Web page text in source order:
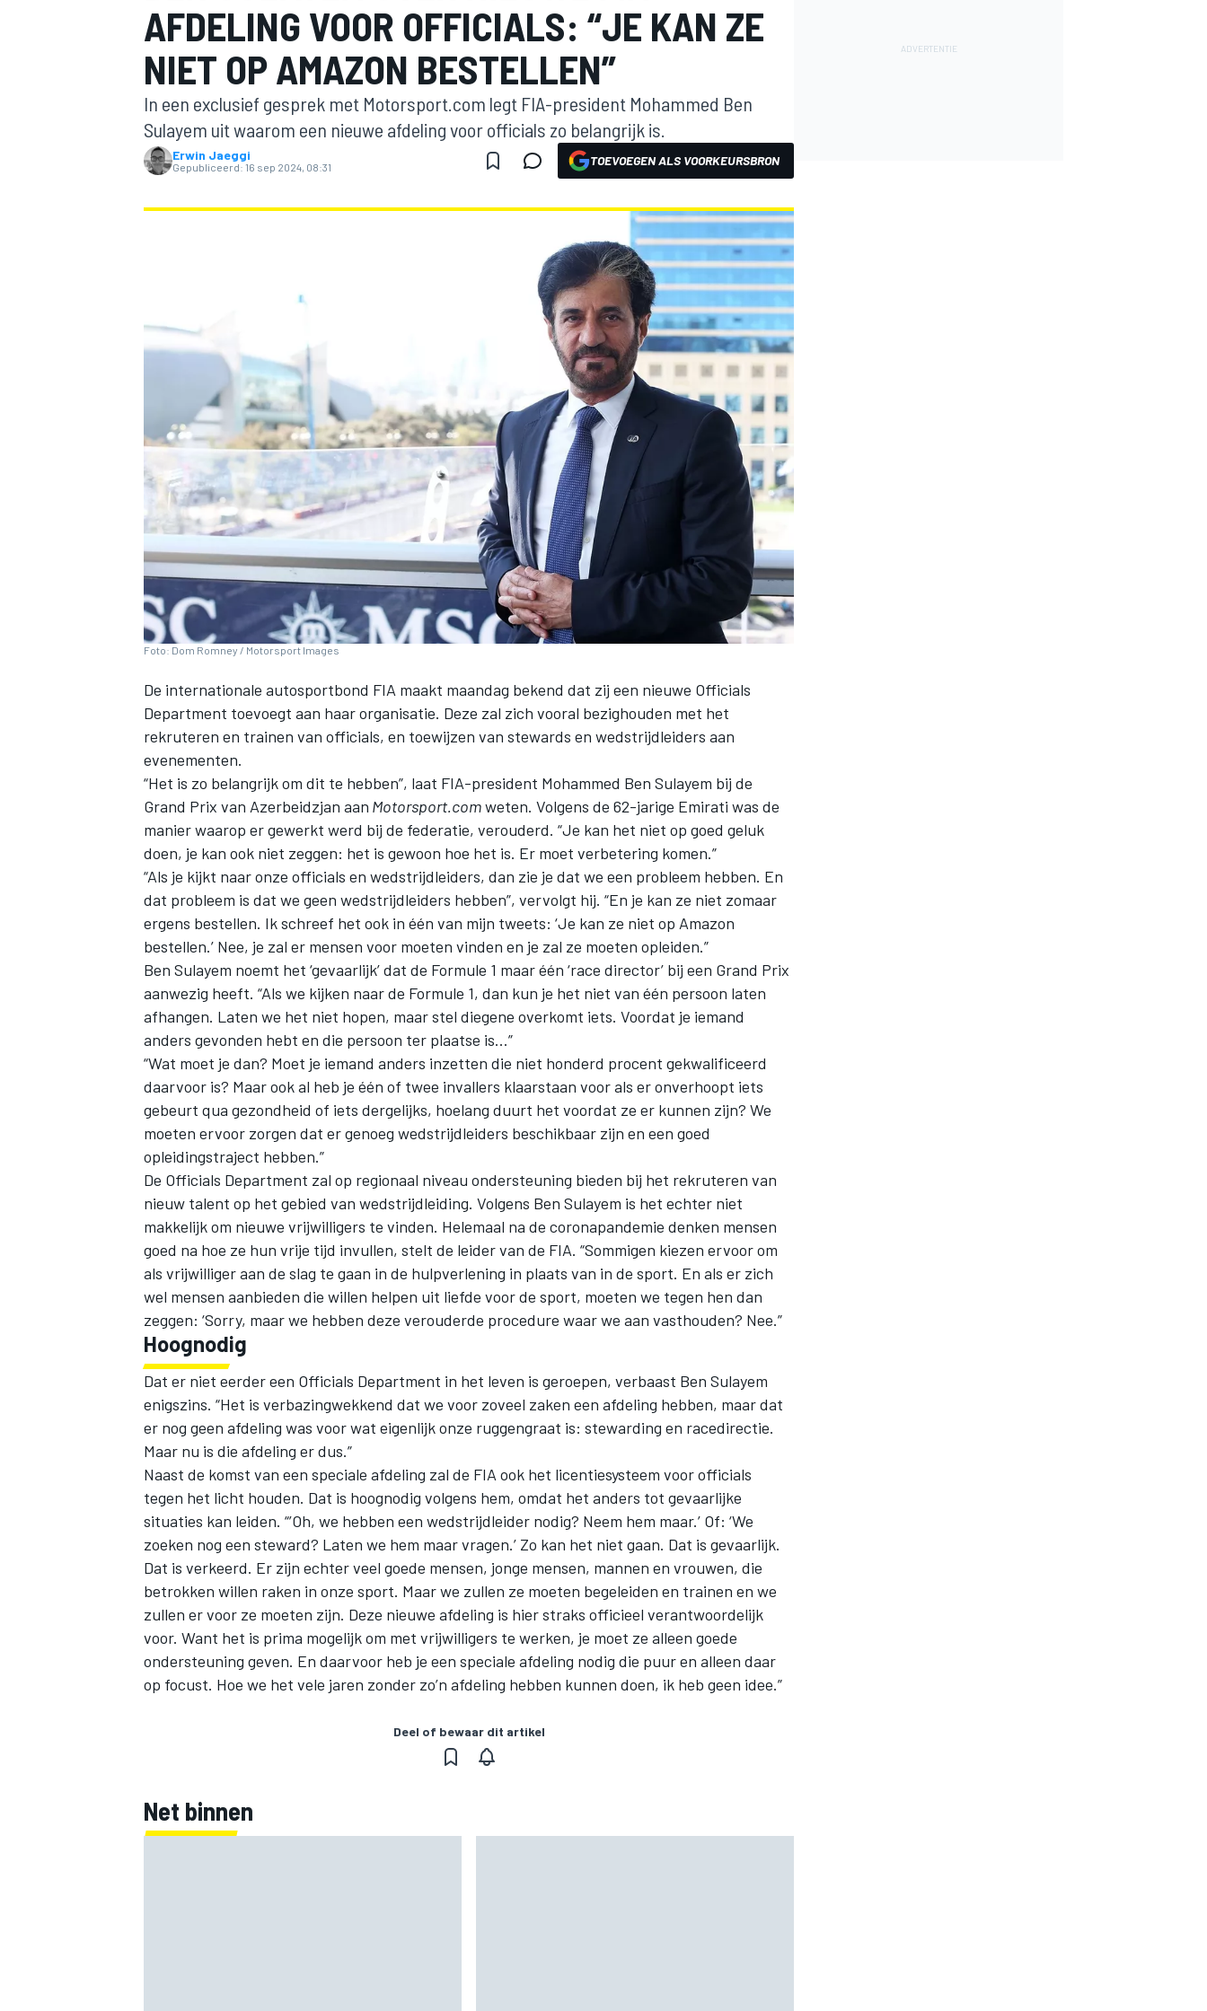
INDYCAR
WEC DTM
AFDELING VOOR OFFICIALS: “JE KAN ZE
NIET OP AMAZON BESTELLEN”
In een exclusief gesprek met Motorsport.com legt FIA-president Mohammed Ben
Sulayem uit waarom een nieuwe afdeling voor officials zo belangrijk is.
Erwin Jaeggi
Gepubliceerd: 16 sep 2024, 08:31 TOEVOEGEN ALS VOORKEURSBRON
Foto: Dom Romney / Motorsport Images
De internationale autosportbond FIA maakt maandag bekend dat zij een nieuwe Officials
Department toevoegt aan haar organisatie. Deze zal zich vooral bezighouden met het
rekruteren en trainen van officials, en toewijzen van stewards en wedstrijdleiders aan
evenementen.
“Het is zo belangrijk om dit te hebben”, laat FIA-president Mohammed Ben Sulayem bij de
Grand Prix van Azerbeidzjan aan Motorsport.comweten. Volgens de 62-jarige Emirati was de
manier waarop er gewerkt werd bij de federatie, verouderd. “Je kan het niet op goed geluk
doen, je kan ook niet zeggen: het is gewoon hoe het is. Er moet verbetering komen.”
“Als je kijkt naar onze officials en wedstrijdleiders, dan zie je dat we een probleem hebben. En
dat probleem is dat we geen wedstrijdleiders hebben”, vervolgt hij. “En je kan ze niet zomaar
ergens bestellen. Ik schreef het ook in één van mijn tweets: ‘Je kan ze niet op Amazon
bestellen.’ Nee, je zal er mensen voor moeten vinden en je zal ze moeten opleiden.”
Ben Sulayem noemt het ‘gevaarlijk’ dat de Formule 1 maar één ‘race director’ bij een Grand Prix
aanwezig heeft. “Als we kijken naar de Formule 1, dan kun je het niet van één persoon laten
afhangen. Laten we het niet hopen, maar stel diegene overkomt iets. Voordat je iemand
anders gevonden hebt en die persoon ter plaatse is…”
“Wat moet je dan? Moet je iemand anders inzetten die niet honderd procent gekwalificeerd
daarvoor is? Maar ook al heb je één of twee invallers klaarstaan voor als er onverhoopt iets
gebeurt qua gezondheid of iets dergelijks, hoelang duurt het voordat ze er kunnen zijn? We
moeten ervoor zorgen dat er genoeg wedstrijdleiders beschikbaar zijn en een goed
opleidingstraject hebben.”
De Officials Department zal op regionaal niveau ondersteuning bieden bij het rekruteren van
nieuw talent op het gebied van wedstrijdleiding. Volgens Ben Sulayem is het echter niet
makkelijk om nieuwe vrijwilligers te vinden. Helemaal na de coronapandemie denken mensen
goed na hoe ze hun vrije tijd invullen, stelt de leider van de FIA. “Sommigen kiezen ervoor om
als vrijwilliger aan de slag te gaan in de hulpverlening in plaats van in de sport. En als er zich
wel mensen aanbieden die willen helpen uit liefde voor de sport, moeten we tegen hen dan
zeggen: ‘Sorry, maar we hebben deze verouderde procedure waar we aan vasthouden? Nee.”
Hoognodig
Dat er niet eerder een Officials Department in het leven is geroepen, verbaast Ben Sulayem
enigszins. “Het is verbazingwekkend dat we voor zoveel zaken een afdeling hebben, maar dat
er nog geen afdeling was voor wat eigenlijk onze ruggengraat is: stewarding en racedirectie.
Maar nu is die afdeling er dus.”
Naast de komst van een speciale afdeling zal de FIA ook het licentiesysteem voor officials
tegen het licht houden. Dat is hoognodig volgens hem, omdat het anders tot gevaarlijke
situaties kan leiden. “’Oh, we hebben een wedstrijdleider nodig? Neem hem maar.’ Of: ‘We
zoeken nog een steward? Laten we hem maar vragen.’ Zo kan het niet gaan. Dat is gevaarlijk.
Dat is verkeerd. Er zijn echter veel goede mensen, jonge mensen, mannen en vrouwen, die
betrokken willen raken in onze sport. Maar we zullen ze moeten begeleiden en trainen en we
zullen er voor ze moeten zijn. Deze nieuwe afdeling is hier straks officieel verantwoordelijk
voor. Want het is prima mogelijk om met vrijwilligers te werken, je moet ze alleen goede
ondersteuning geven. En daarvoor heb je een speciale afdeling nodig die puur en alleen daar
op focust. Hoe we het vele jaren zonder zo’n afdeling hebben kunnen doen, ik heb geen idee.”
Deel of bewaar dit artikel
Net binnen